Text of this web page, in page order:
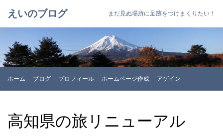
えいのブログ まだ見ぬ場所に足跡をつけまくりたい！
ホーム ブログ プロフィール ホームページ作成 アゲイン
高知県の旅リニューアル